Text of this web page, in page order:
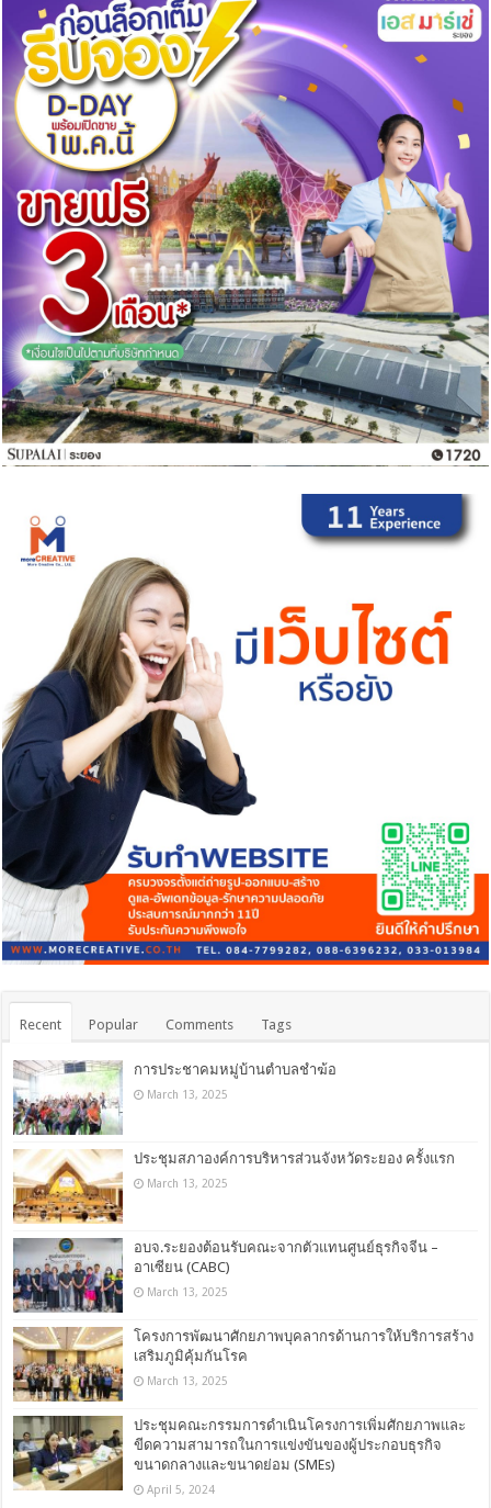
Recent Popular Comments Tags
การประชาคมหมู่บ้านตำบลชำฆ้อ
March 13, 2025
ประชุมสภาองค์การบริหารส่วนจังหวัดระยอง ครั้งแรก
March 13, 2025
อบจ.ระยองต้อนรับคณะจากตัวแทนศูนย์ธุรกิจจีน –
อาเซียน (CABC)
March 13, 2025
โครงการพัฒนาศักยภาพบุคลากรด้านการให้บริการสร้าง
เสริมภูมิคุ้มกันโรค
March 13, 2025
ประชุมคณะกรรมการดำเนินโครงการเพิ่มศักยภาพและ
ขีดความสามารถในการแข่งขันของผู้ประกอบธุรกิจ
ขนาดกลางและขนาดย่อม (SMEs)
April 5, 2024